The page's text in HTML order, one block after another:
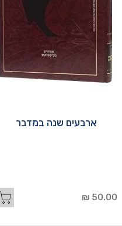
ארבעים שנה במדבר
50.00 ₪